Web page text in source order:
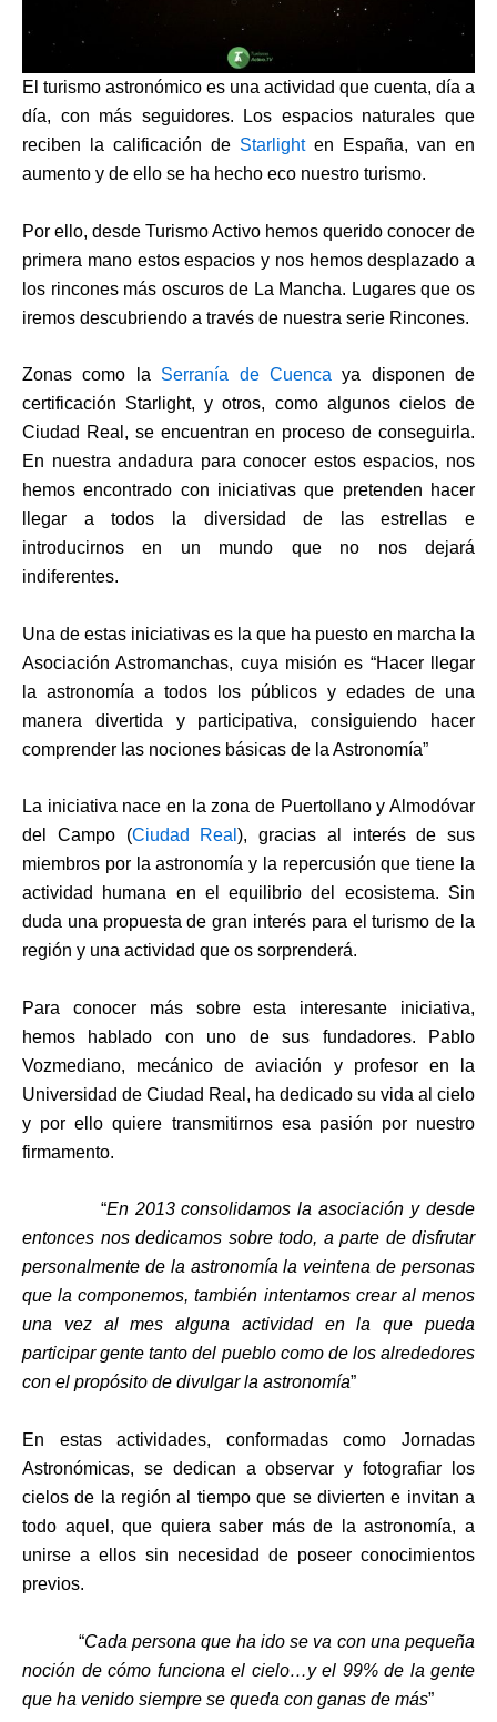
El turismo astronómico es una actividad que cuenta, día a
día, con más seguidores. Los espacios naturales que
reciben la calificación de Starlighten España, van en
aumento y de ello se ha hecho eco nuestro turismo.
Por ello, desde Turismo Activo hemos querido conocer de
primera mano estos espacios y nos hemos desplazado a
los rincones más oscuros de La Mancha. Lugares que os
iremos descubriendo a través de nuestra serie Rincones.
Zonas como la Serranía de Cuenca ya disponen de
certificación Starlight, y otros, como algunos cielos de
Ciudad Real, se encuentran en proceso de conseguirla.
En nuestra andadura para conocer estos espacios, nos
hemos encontrado con iniciativas que pretenden hacer
llegar a todos la diversidad de las estrellas e
introducirnos en un mundo que no nos dejará
indiferentes.
Una de estas iniciativas es la que ha puesto en marcha la
Asociación Astromanchas, cuya misión es “Hacer llegar
la astronomía a todos los públicos y edades de una
manera divertida y participativa, consiguiendo hacer
comprender las nociones básicas de la Astronomía”
La iniciativa nace en la zona de Puertollano y Almodóvar
del Campo (Ciudad Real), gracias al interés de sus
miembros por la astronomía y la repercusión que tiene la
actividad humana en el equilibrio del ecosistema. Sin
duda una propuesta de gran interés para el turismo de la
región y una actividad que os sorprenderá.
Para conocer más sobre esta interesante iniciativa,
hemos hablado con uno de sus fundadores. Pablo
Vozmediano, mecánico de aviación y profesor en la
Universidad de Ciudad Real, ha dedicado su vida al cielo
y por ello quiere transmitirnos esa pasión por nuestro
firmamento.
“En 2013 consolidamos la asociación y desde
entonces nos dedicamos sobre todo, a parte de disfrutar
personalmente de la astronomía la veintena de personas
que la componemos, también intentamos crear al menos
una vez al mes alguna actividad en la que pueda
participar gente tanto del pueblo como de los alrededores
con el propósito de divulgar la astronomía”
En estas actividades, conformadas como Jornadas
Astronómicas, se dedican a observar y fotografiar los
cielos de la región al tiempo que se divierten e invitan a
todo aquel, que quiera saber más de la astronomía, a
unirse a ellos sin necesidad de poseer conocimientos
previos.
“Cada persona que ha ido se va con una pequeña
noción de cómo funciona el cielo…y el 99% de la gente
que ha venido siempre se queda con ganas de más”